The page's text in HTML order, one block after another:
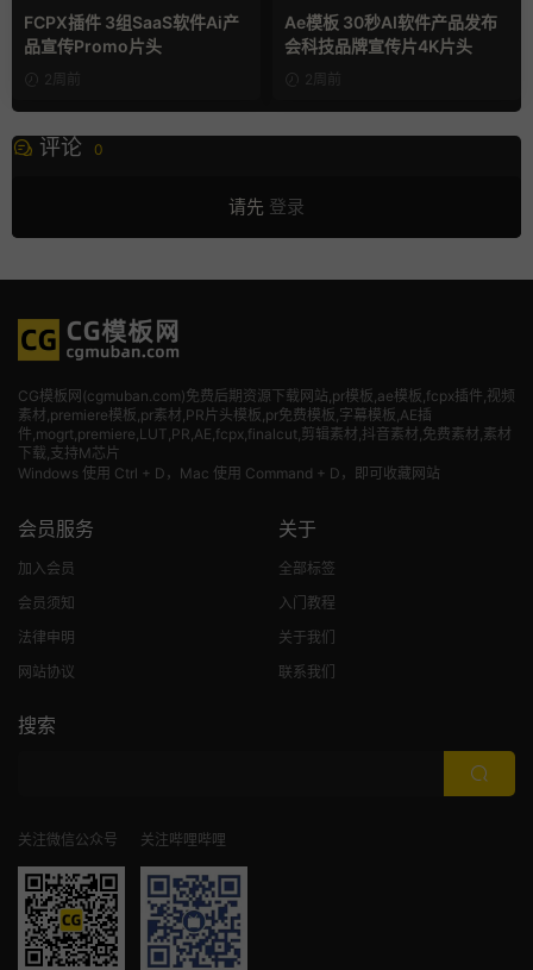
产品展示
FCPX插件 3组SaaS软件Ai产
品宣传Promo片头
2周前
Ae模板 30秒AI软件产品发布
会科技品牌宣传片4K片头
2周前
评论 0
请先 登录
CG模板网(cgmuban.com)免费后期资源下载网站,pr模板,ae模板,fcpx插件,视频
素材 ,premiere模板,pr素材,PR片头模板,pr免费模板,字幕模板,AE插
件,mogrt,premiere,LUT,PR,AE,fcpx,finalcut,剪辑素材,抖音素材,免费素材,素材
下载,支持M芯片
Windows 使用 Ctrl + D，Mac 使用 Command + D，即可收藏网站
会员服务
加入会员
会员须知
法律申明
网站协议
关于
全部标签
入门教程
关于我们
联系我们
搜索
关注微信公众号 关注哔哩哔哩